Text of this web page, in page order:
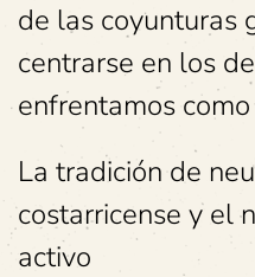
de las coyunturas
centrarse en los
enfrentamos
La tradición de
costarricense y el
activo